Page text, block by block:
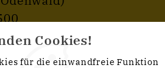
Cookies!
für die einwandfreie Funktion
Sekretariat: